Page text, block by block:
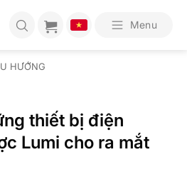
Menu
HƯỚNG
thiết bị điện
Lumi cho ra mắt